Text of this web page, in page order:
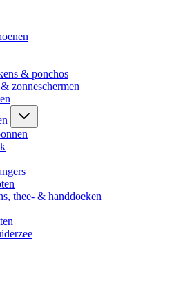
& ponchos
zonneschermen
thee- & handdoeken